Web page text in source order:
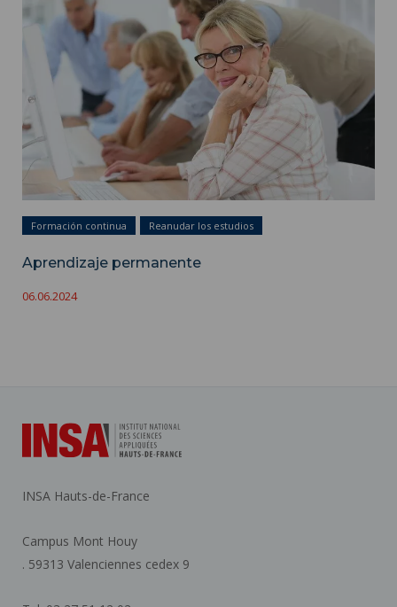
Formación continua Reanudar los estudios
Aprendizaje permanente
06.06.2024
INSA Hauts-de-France
Campus Mont Houy
. 59313 Valenciennes cedex 9